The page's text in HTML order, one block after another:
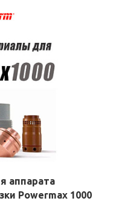
аппарата
Powermax 1000